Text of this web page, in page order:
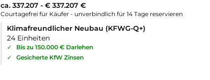
ca. 337.207 - € 337.207 €
Courtagefrei für Käufer - unverbindlich für 14 Tage reservieren
Klimafreundlicher Neubau (KFWG-Q+)
24 Einheiten
✓
Bis zu 150.000 € Darlehen
✓
Gesicherte KfW Zinsen